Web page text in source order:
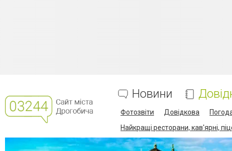
Новини
Фотозвіти Довідкова
Найкращі ресторани, кав'ярні,